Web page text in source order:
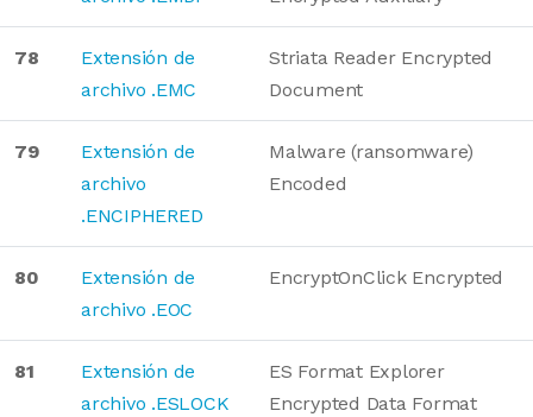
78
Extensión de
archivo .EMC
Striata Reader Encrypted
Document
79
Extensión de
archivo
.ENCIPHERED
Malware (ransomware)
Encoded
80
Extensión de
archivo .EOC
EncryptOnClick Encrypted
81
Extensión de
archivo .ESLOCK
ES Format Explorer
Encrypted Data Format